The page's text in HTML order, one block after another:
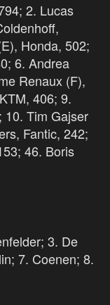
2. Lucas
Honda, 502;
6. Andrea
Renaux (F),
406; 9.
10. Tim Gajser
Fantic, 242;
46. Boris
3. De
7. Coenen; 8.